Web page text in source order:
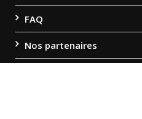
FAQ
Nos partenaires